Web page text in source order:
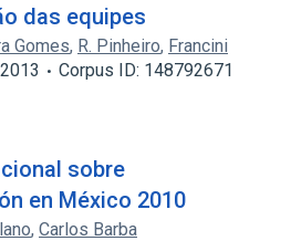
das equipes
Gomes, R. Pinheiro, Francini
2013 Corpus ID: 148792671
sobre
en México 2010
, Carlos Barba